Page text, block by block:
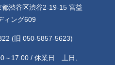
渋谷区渋谷2-19-15 宮益
ィング609
(旧 050-5857-5623)
17:00 / 休業日 土日、